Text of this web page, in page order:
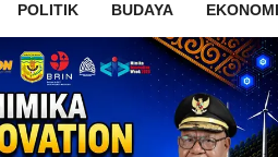
POLITIK BUDAYA EKONOMI